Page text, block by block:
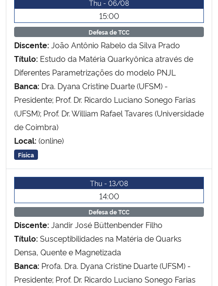
Ministério da Cidadania
Ministério da Saúde
Ministério de Minas e Energia
Ministério da Ciência, Tecnologia, Inovações e Comunicações
Ministério do Meio Ambiente
Ministério do Turismo
Controladoria-Geral da União
Ministério da Mulher, da Família e dos Direitos Humanos
Secretaria-Geral
Secretaria de Governo
Thu - 06/08
15:00
Defesa de TCC
Discente: João Antônio Rabelo da Silva Prado
Título: Estudo da Matéria Quarkyônica através de
Diferentes Parametrizações do modelo PNJL
Banca: Dra. Dyana Cristine Duarte (UFSM) -
Presidente; Prof. Dr. Ricardo Luciano Sonego Farias
(UFSM); Prof. Dr. William Rafael Tavares (Universidade
de Coimbra)
Local: (online)
Física
Thu - 13/08
14:00
Defesa de TCC
Discente: Jandir José Büttenbender Filho
Título: Susceptibilidades na Matéria de Quarks
Densa, Quente e Magnetizada
Banca: Profa. Dra. Dyana Cristine Duarte (UFSM) -
Presidente; Prof. Dr. Ricardo Luciano Sonego Farias